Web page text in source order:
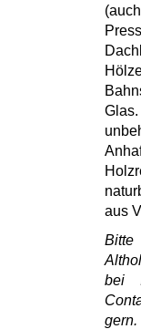
aus
Bitte
bei
gern.